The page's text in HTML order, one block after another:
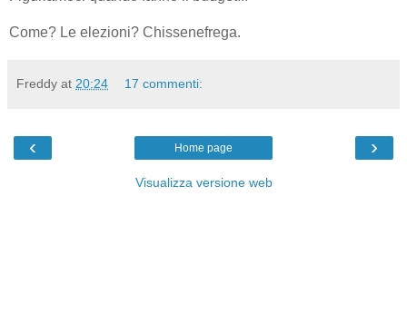
Come? Le elezioni? Chissenefrega.
Freddy at 20:24 17 commenti:
‹ ›
Home page
Visualizza versione web